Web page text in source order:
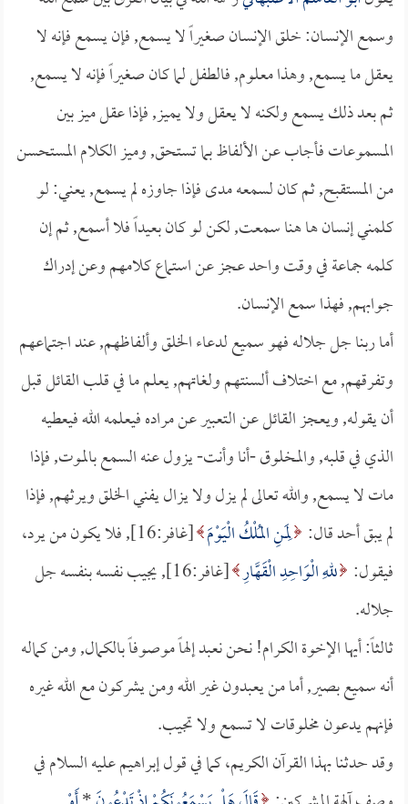
وسمع الإنسان: خلق الإنسان صغيراً لا يسمع, فإن يسمع فإنه لا
يعقل ما يسمع, وهذا معلوم, فالطفل لما كان صغيراً فإنه لا يسمع,
ثم بعد ذلك يسمع ولكنه لا يعقل ولا يميز, فإذا عقل ميز بين
المسموعات فأجاب عن الألفاظ بما تستحق, وميز الكلام المستحسن
من المستقبح, ثم كان لسمعه مدى فإذا جاوزه لم يسمع, يعني: لو
كلمني إنسان ها هنا سمعت, لكن لو كان بعيداً فلا أسمع, ثم إن
كلمه جماعة في وقت واحد عجز عن استماع كلامهم وعن إدراك
جوابهم, فهذا سمع الإنسان.
أما ربنا جل جلاله فهو سميع لدعاء الخلق وألفاظهم, عند اجتماعهم
وتفرقهم, مع اختلاف ألسنتهم ولغاتهم, يعلم ما في قلب القائل قبل
أن يقوله, ويعجز القائل عن التعبير عن مراده فيعلمه الله فيعطيه
الذي في قلبه, والمخلوق -أنا وأنت- يزول عنه السمع بالموت, فإذا
مات لا يسمع, والله تعالى لم يزل ولا يزال يفني الخلق ويرثهم, فإذا
لم يبق أحد قال: لِمَنِ المُلْكُ الْيَوْمَ
[غافر:16], فلا يكون من يرد،
فيقول: للهِ الْوَاحِدِ الْقَهَّارِ
[غافر:16], يجيب نفسه بنفسه جل
جلاله.
ثالثاً: أيها الإخوة الكرام! نحن نعبد إلهاً موصوفاً بالكمال, ومن كماله
أنه سميع بصير, أما من يعبدون غير الله ومن يشركون مع الله غيره
فإنهم يدعون مخلوقات لا تسمع ولا تجيب.
وقد حدثنا بهذا القرآن الكريم، كما في قول إبراهيم عليه السلام في